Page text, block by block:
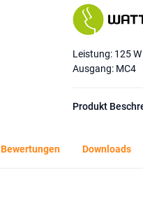
Leistung: 125 W
Ausgang: MC4
Produkt
Bewertungen Downloads